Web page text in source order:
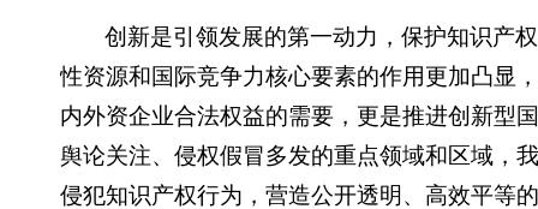
创新是引领发展的第一动力，保护知识产
性资源和国际竞争力核心要素的作用更加凸显
内外资企业合法权益的需要，更是推进创新型
舆论关注、侵权假冒多发的重点领域和区域，
侵犯知识产权行为，营造公开透明、高效平等